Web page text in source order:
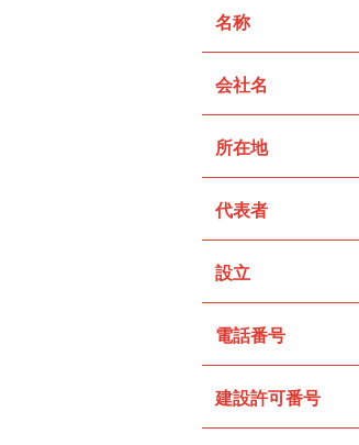
名称
会社名
所在地
代表者
設立
電話番号
建設許可番号